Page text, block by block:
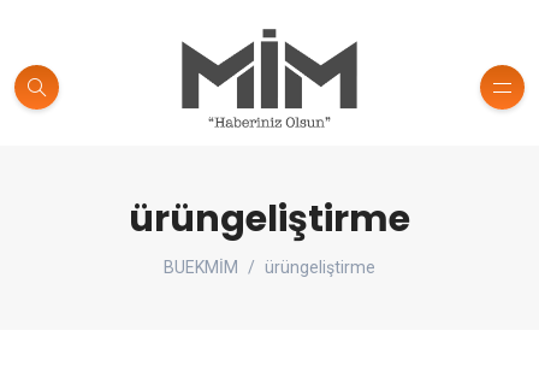
ürüngeliştirme
BUEKMİM ürüngeliştirme